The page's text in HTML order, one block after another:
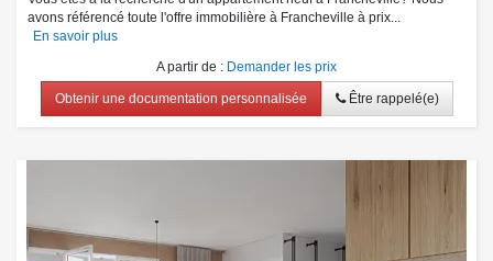
avons référencé toute l'offre immobilière à Francheville à prix...
En savoir plus
A partir de : Demander les prix
Obtenir une documentation personnalisée Être rappelé(e)